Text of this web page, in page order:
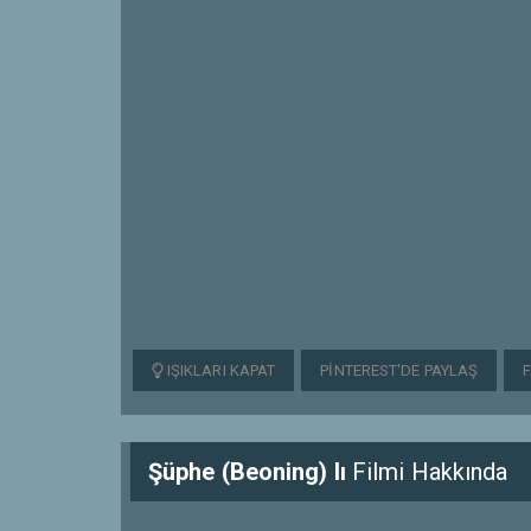
IŞIKLARI KAPAT PINTEREST'DE PAYLAŞ
Şüphe (Beoning) lı Filmi Hakkında